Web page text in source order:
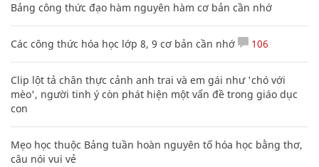
Bảng công thức đạo hàm nguyên hàm cơ bản cần nhớ
Các công thức hóa học lớp 8, 9 cơ bản cần nhớ 106
Clip lột tả chân thực cảnh anh trai và em gái như 'chó với
mèo', người tinh ý còn phát hiện một vấn đề trong giáo dục
con
Mẹo học thuộc Bảng tuần hoàn nguyên tố hóa học bằng thơ,
câu nói vui vẻ